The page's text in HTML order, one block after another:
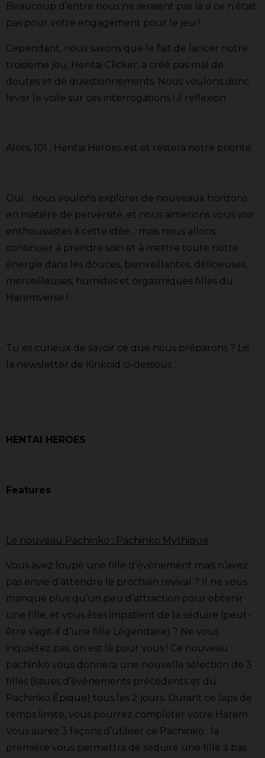
Beaucoup d’entre nous ne seraient pas là si ce n’était
pas pour votre engagement pour le jeu !
Cependant, nous savons que le fait de lancer notre
troisième jeu, Hentai Clicker, a créé pas mal de
doutes et de questionnements. Nous voulons donc
lever le voile sur ces interrogations ! // réflexion
Alors, 101 : Hentai Heroes est et restera notre priorité.
Oui… nous voulons explorer de nouveaux horizons
en matière de perversité, et nous aimerions vous voir
enthousiastes à cette idée… mais nous allons
continuer à prendre soin et à mettre toute notre
énergie dans les douces, bienveillantes, délicieuses,
merveilleuses, humides et orgasmiques filles du
Haremverse !
Tu es curieux de savoir ce que nous préparons ? Lis
la newsletter de Kinkoid ci-dessous :
HENTAI HEROES
Features
Le nouveau Pachinko : Pachinko Mythique
Vous avez loupé une fille d’évènement mais n’avez
pas envie d’attendre le prochain revival ? Il ne vous
manque plus qu’un peu d’attraction pour obtenir
une fille, et vous êtes impatient de la séduire (peut-
être s’agit-il d’une fille Légendaire) ? Ne vous
inquiétez pas, on est là pour vous ! Ce nouveau
pachinko vous donnera une nouvelle sélection de 3
filles (issues d’événements précédents et du
Pachinko Épique) tous les 2 jours. Durant ce laps de
temps limité, vous pourrez compléter votre Harem.
Vous aurez 3 façons d’utiliser ce Pachinko : la
première vous permettra de séduire une fille à bas